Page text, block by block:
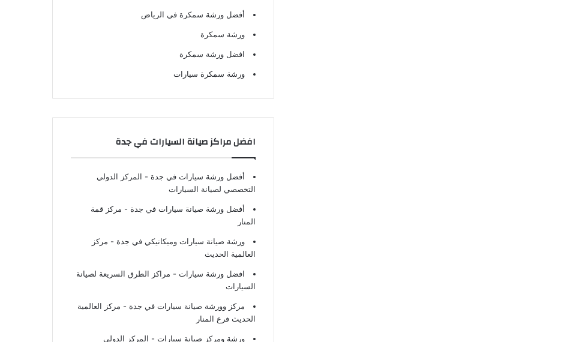
أفضل ورشة سمكرة في الرياض
ورشة سمكرة
افضل ورشة سمكرة
ورشة سمكرة سيارات
افضل مراكز صيانة السيارات في جدة
أفضل ورشة سيارات في جدة - المركز الدولي
التخصصي لصيانة السيارات
أفضل ورشة صيانة سيارات في جدة - مركز قمة
المنار
ورشة صيانة سيارات وميكانيكي في جدة - مركز
العالمية الحديث
افضل ورشة سيارات - مراكز الطرق السريعة لصيانة
السيارات
مركز وورشة صيانة سيارات في جدة - مركز العالمية
الحديث فرع المنار
ورشة ومركز صيانة سيارات - المركز الدولي